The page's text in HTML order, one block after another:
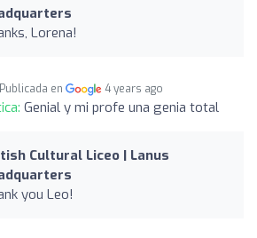
Lorena!
Publicada en 4 years ago
Genial y mi profe una genia total
Cultural Liceo | Lanus
you Leo!